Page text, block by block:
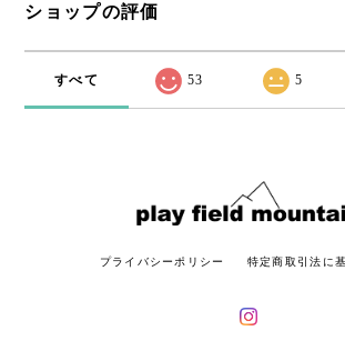
ショップの評価
すべて 53 5
プライバシーポリシー 特定商取引法に